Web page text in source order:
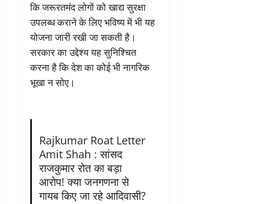
कि जरूरतमंद लोगों को खाद्य सुरक्षा
उपलब्ध कराने के लिए भविष्य में भी यह
योजना जारी रखी जा सकती है।
सरकार का उद्देश्य यह सुनिश्चित
करना है कि देश का कोई भी नागरिक
भूखा न सोए।
Rajkumar Roat Letter
Amit Shah : सांसद
राजकुमार रोत का बड़ा
आरोप! क्या जनगणना से
गायब किए जा रहे आदिवासी?